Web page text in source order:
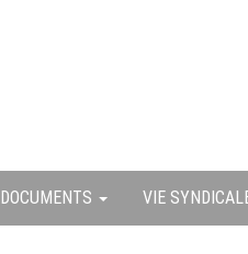
DOCUMENTS VIE